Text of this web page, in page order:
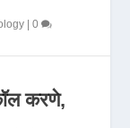
|0
करणे,